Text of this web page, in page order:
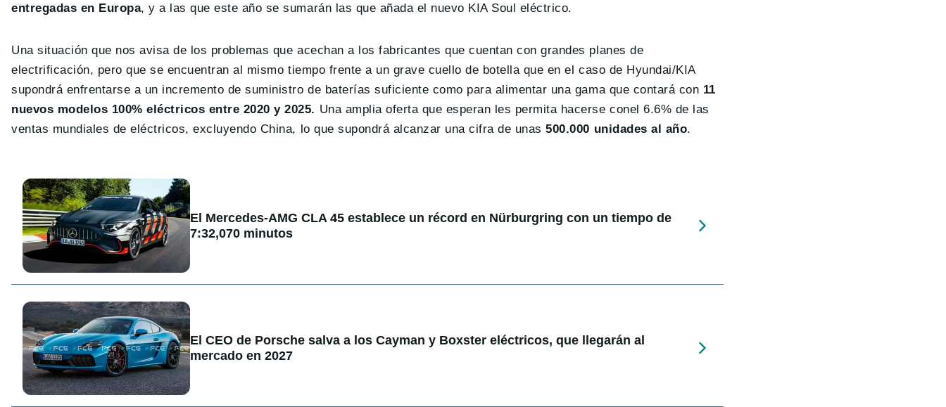
entregadas en Europa, y a las que este año se sumarán las que añada el nuevo KIA Soul eléctrico.
Una situación que nos avisa de los problemas que acechan a los fabricantes que cuentan con grandes planes de
electrificación, pero que se encuentran al mismo tiempo frente a un grave cuello de botella que en el caso de Hyundai/KIA
supondrá enfrentarse a un incremento de suministro de baterías suficiente como para alimentar una gama que contará con 11
nuevos modelos 100% eléctricos entre 2020 y 2025. Una amplia oferta que esperan les permita hacerse conel 6.6% de las
ventas mundiales de eléctricos, excluyendo China, lo que supondrá alcanzar una cifra de unas500.000 unidades al año.
El Mercedes-AMG CLA 45 establece un récord en Nürburgring con un tiempo de
7:32,070 minutos
El CEO de Porsche salva a los Cayman y Boxster eléctricos, que llegarán al
mercado en 2027